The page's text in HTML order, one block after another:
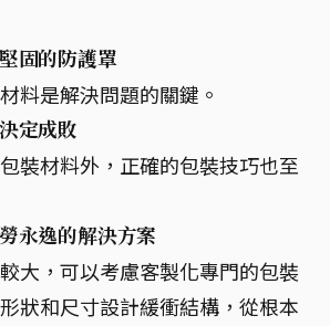
固的防護罩
料是解決問題的關鍵。
定成敗
裝材料外，正確的包裝技巧也至
永逸的解決方案
大，可以考慮客製化專門的包裝
狀和尺寸設計緩衝結構，從根本